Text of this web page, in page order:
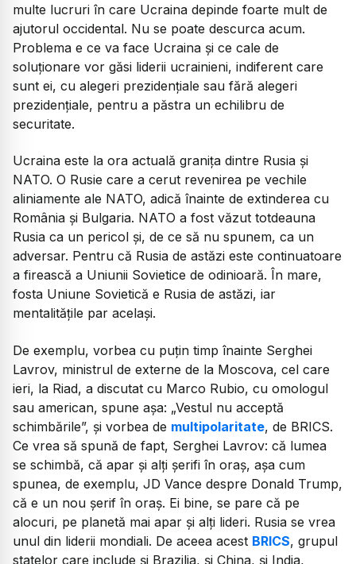
multe lucruri în care Ucraina depinde foarte mult de
ajutorul occidental. Nu se poate descurca acum.
Problema e ce va face Ucraina și ce cale de
soluționare vor găsi liderii ucrainieni, indiferent care
sunt ei, cu alegeri prezidențiale sau fără alegeri
prezidențiale, pentru a păstra un echilibru de
securitate.
Ucraina este la ora actuală granița dintre Rusia și
NATO. O Rusie care a cerut revenirea pe vechile
aliniamente ale NATO, adică înainte de extinderea cu
România și Bulgaria. NATO a fost văzut totdeauna
Rusia ca un pericol și, de ce să nu spunem, ca un
adversar. Pentru că Rusia de astăzi este continuatoare
a firească a Uniunii Sovietice de odinioară. În mare,
fosta Uniune Sovietică e Rusia de astăzi, iar
mentalitățile par același.
De exemplu, vorbea cu puțin timp înainte Serghei
Lavrov, ministrul de externe de la Moscova, cel care
ieri, la Riad, a discutat cu Marco Rubio, cu omologul
sau american, spune așa: „Vestul nu acceptă
schimbările”, și vorbea de multipolaritate, de BRICS.
Ce vrea să spună de fapt, Serghei Lavrov: că lumea
se schimbă, că apar și alți șerifi în oraș, așa cum
spunea, de exemplu, JD Vance despre Donald Trump,
că e un nou șerif în oraș. Ei bine, se pare că pe
alocuri, pe planetă mai apar și alți lideri. Rusia se vrea
unul din liderii mondiali. De aceea acest BRICS, grupul
statelor care include și Brazilia, și China, și India,